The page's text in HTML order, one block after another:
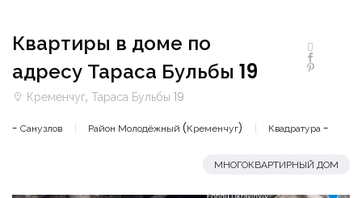
Квартиры в доме по
адресу Тараса Бульбы 19
Кременчуг, Тараса Бульбы 19
- Санузлов Район Молодёжный (Кременчуг) Квадратура -
МНОГОКВАРТИРНЫЙ ДОМ